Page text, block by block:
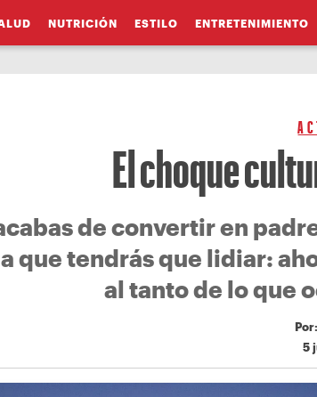
NUTRICIÓN ESTILO ENTRETENIMIENTO
El choque
de convertir en
que tendrás que lidiar:
al tanto de lo que
Por:
5